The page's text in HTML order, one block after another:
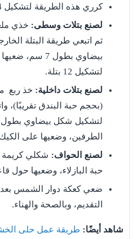
كرري هذه الطريقة لتشكيل 14 بتلة.
لصنع بتلات وسطى: خذي
ثم اتبعي طريقة البتلة
بيضاوي بطول 7
لتشكيل 12 بتلة.
لصنع بتلات داخلية: خذ ربع
(بحجم حبة البندق تقريبًا)،
الطرفين، وضعيها على الكيك،
لصنع الحواف: شكلي كريمة
حبة البازلاء، وضعيها حول
ضعي كعكة دوار الشمس بعد
التقديم، وبالصحة والهناء.
شاهد أيضًا: طريقة عمل حلى